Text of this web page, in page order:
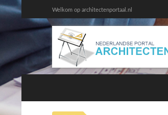
Welkom op architectenportaal.nl